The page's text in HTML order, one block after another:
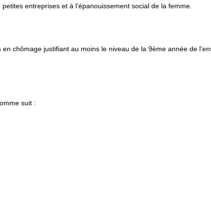
entreprises et à l’épanouissement social de la femme.
chômage justifiant au moins le niveau de la 9ème année de
suit :